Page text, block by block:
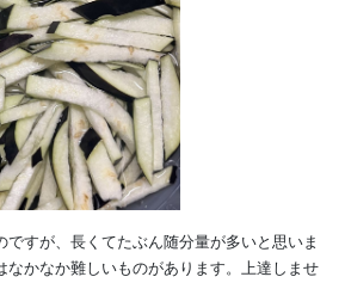
ですが、長くてたぶん随分量が多いと思いま
なかなか難しいものがあります。上達しませ